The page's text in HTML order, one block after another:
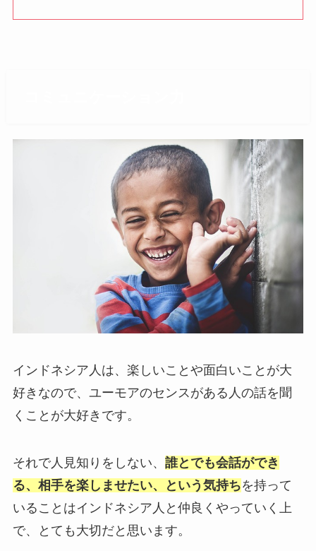
インドネシア人は、楽しいことや面白いことが大
好きなので、ユーモアのセンスがある人の話を聞
くことが大好きです。
それで人見知りをしない、 誰とでも会話ができ
る、相手を楽しませたい、という気持ちを持って
いることはインドネシア人と仲良くやっていく上
で、とても大切だと思います。